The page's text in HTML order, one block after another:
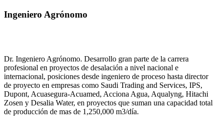
Ingeniero Agrónomo
Dr. Ingeniero Agrónomo. Desarrollo gran parte de la carrera
profesional en proyectos de desalación a nivel nacional e
internacional, posiciones desde ingeniero de proceso hasta director
de proyecto en empresas como Saudi Trading and Services, IPS,
Dupont, Acuasegura-Acuamed, Acciona Agua, Aqualyng, Hitachi
Zosen y Desalia Water, en proyectos que suman una capacidad total
de producción de mas de 1,250,000 m3/día.